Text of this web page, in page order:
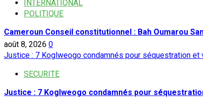
INTERNATIONAL
POLITIQUE
Cameroun Conseil constitutionnel : Bah Oumarou
août 8, 2026 0
Justice : 7 Koglweogo condamnés pour séquestration et
SECURITE
Justice : 7 Koglweogo condamnés pour